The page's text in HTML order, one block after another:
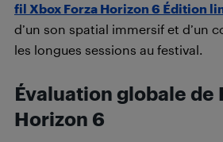
fil Xbox Forza Horizon 6 Édition
d’un son spatial immersif et d’un
les longues sessions au festival.
Évaluation globale de
Horizon 6